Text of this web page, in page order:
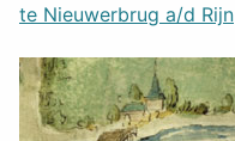
te Nieuwerbrug a/d Rijn